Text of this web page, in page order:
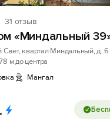
31 отзыв
«Миндальный
квартал Миндальный, д. 6
м до центра
Мангал